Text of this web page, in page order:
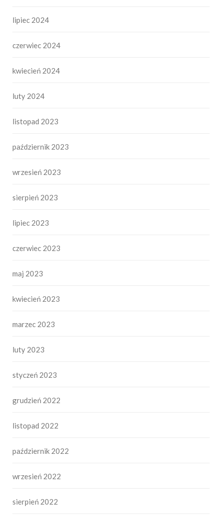
lipiec 2024
czerwiec 2024
kwiecień 2024
luty 2024
listopad 2023
październik 2023
wrzesień 2023
sierpień 2023
lipiec 2023
czerwiec 2023
maj 2023
kwiecień 2023
marzec 2023
luty 2023
styczeń 2023
grudzień 2022
listopad 2022
październik 2022
wrzesień 2022
sierpień 2022